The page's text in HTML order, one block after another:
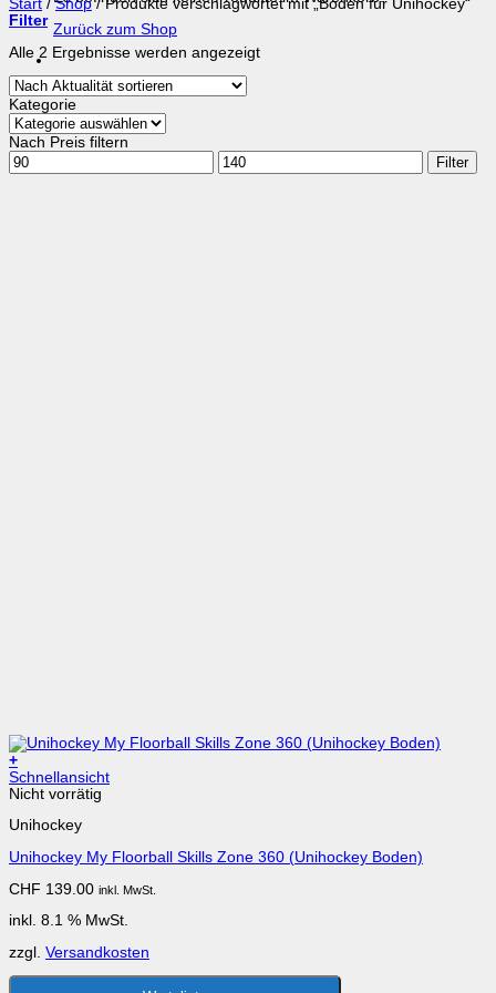
Zurück zum Shop
Start / Shop /Produkte verschlagwortet mit „Boden für Unihockey“
Filter
Alle 2 Ergebnisse werden angezeigtNach
Kategorie
Nach Preis filtern
Min.
Preis
Max.
Preis
Filter
+
Schnellansicht
Nicht vorrätig
Unihockey
Unihockey My Floorball Skills Zone 360 (Unihockey Boden)
CHF 139.00 inkl. MwSt.
inkl. 8.1 % MwSt.
zzgl. Versandkosten